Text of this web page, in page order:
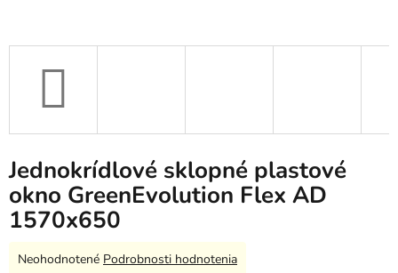
Jednokrídlové sklopné plastové
okno GreenEvolution Flex AD
1570x650
Priemerné
Neohodnotené Podrobnosti hodnotenia